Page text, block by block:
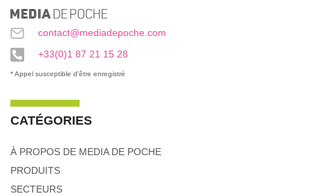
contact@mediadepoche.com
+33(0)1 87 21 15 28
* Appel susceptible d'être enregistré
CATÉGORIES
À PROPOS DE MEDIA DE POCHE
PRODUITS
SECTEURS